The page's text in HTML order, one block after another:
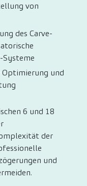
von
des Carve-
und
6 und 18
der
und